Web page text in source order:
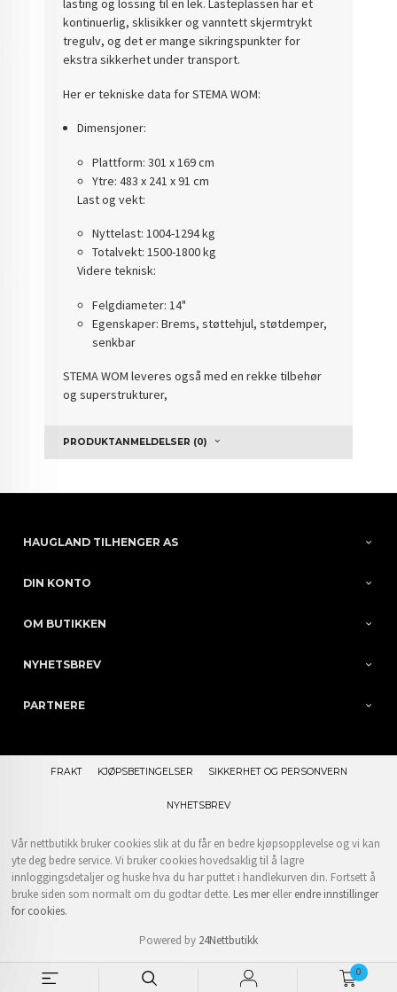
0
lasting og lossing til en lek. Lasteplassen har et
kontinuerlig, sklisikker og vanntett skjermtrykt
tregulv, og det er mange sikringspunkter for
ekstra sikkerhet under transport.
Her er tekniske data for STEMA WOM:
Dimensjoner:
Plattform: 301 x 169 cm
Ytre: 483 x 241 x 91 cm
Last og vekt:
Nyttelast: 1004-1294 kg
Totalvekt: 1500-1800 kg
Videre teknisk:
Felgdiameter: 14"
Egenskaper: Brems, støttehjul, støtdemper,
senkbar
STEMA WOM leveres også med en rekke tilbehør
og superstrukturer,
PRODUKTANMELDELSER (0)
HAUGLAND TILHENGER AS
DIN KONTO
OM BUTIKKEN
NYHETSBREV
PARTNERE
FRAKT KJØPSBETINGELSER SIKKERHET OG PERSONVERN
NYHETSBREV
Vår nettbutikk bruker cookies slik at du får en bedre kjøpsopplevelse og vi kan
yte deg bedre service. Vi bruker cookies hovedsaklig til å lagre
innloggingsdetaljer og huske hva du har puttet i handlekurven din. Fortsett å
bruke siden som normalt om du godtar dette. Les merellerendre innstillinger
for cookies.
Powered by 24Nettbutikk